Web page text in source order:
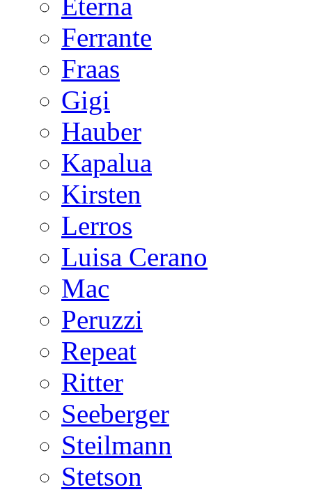
Ferrante
Fraas
Gigi
Hauber
Kapalua
Kirsten
Lerros
Luisa Cerano
Mac
Peruzzi
Repeat
Ritter
Seeberger
Steilmann
Stetson